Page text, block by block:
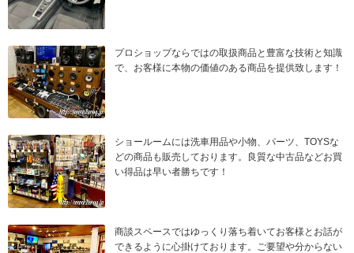
プロショップならではの取扱商品と豊富な技術と知識
で、お客様に本物の価値のある商品を提供致します！
ショールームには洗車用品や小物、パーツ、TOYSな
どの商品も販売しております。良質な中古品などお買
い得品は早い者勝ちです！
商談スペースではゆっくり落ち着いてお客様とお話が
できるように心掛けております。ご要望や分からない